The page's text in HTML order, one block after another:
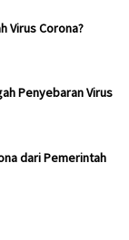
Virus Corona?
Penyebaran Virus
dari Pemerintah